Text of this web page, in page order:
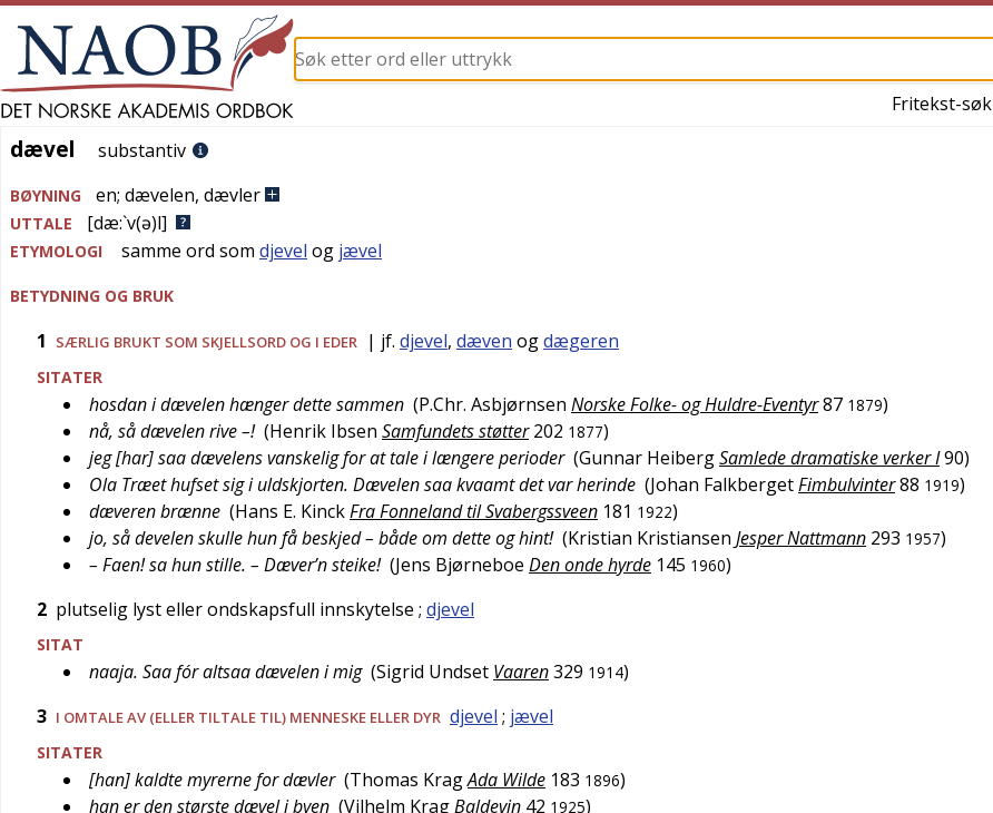
Fritekst-søk
dævel
dævel substantiv
BØYNING en; dævelen, dævler
UTTALE [dæ:`v(ə)l]
ETYMOLOGI samme ord som djevel og jævel
BETYDNING OG BRUK
1 SÆRLIG BRUKT SOM SKJELLSORD OG I EDER | jf. djevel, dæven ogdægeren
SITATER
hosdan i dævelen hænger dette sammen (P.Chr. Asbjørnsen Norske Folke- og Huldre-Eventyr87 1879)
nå, så dævelen rive –! (Henrik Ibsen Samfundets støtter 202 1877)
jeg [har] saa dævelens vanskelig for at tale i længere perioder (Gunnar HeibergSamlede dramatiske verker I90)
Ola Træet hufset sig i uldskjorten. Dævelen saa kvaamt det var herinde (Johan FalkbergetFimbulvinter88 1919)
dæveren brænne (Hans E. KinckFra Fonneland til Svabergssveen 181 1922)
jo, så develen skulle hun få beskjed – både om dette og hint! (Kristian Kristiansen Jesper Nattmann 293 1957)
– Faen! sa hun stille. – Dæver’n steike! (Jens Bjørneboe Den onde hyrde 145 1960)
2 plutselig lyst eller ondskapsfull innskytelse ; djevel
SITAT
naaja. Saa fór altsaa dævelen i mig (Sigrid Undset Vaaren329 1914)
3 I OMTALE AV (ELLER TILTALE TIL) MENNESKE ELLER DYR djevel ; jævel
SITATER
[han] kaldte myrerne for dævler (Thomas KragAda Wilde 183 1896)
han er den største dævel i byen (Vilhelm KragBaldevin 42 1925)